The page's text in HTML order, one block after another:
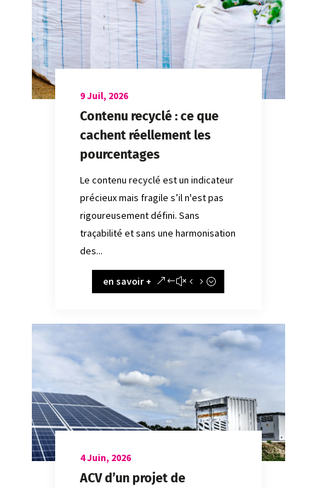
9 Juil, 2026
Contenu recyclé : ce que
cachent réellement les
pourcentages
Le contenu recyclé est un indicateur
précieux mais fragile s’il n'est pas
rigoureusement défini. Sans
traçabilité et sans une harmonisation
des...
en savoir +
4 Juin, 2026
ACV d’un projet de